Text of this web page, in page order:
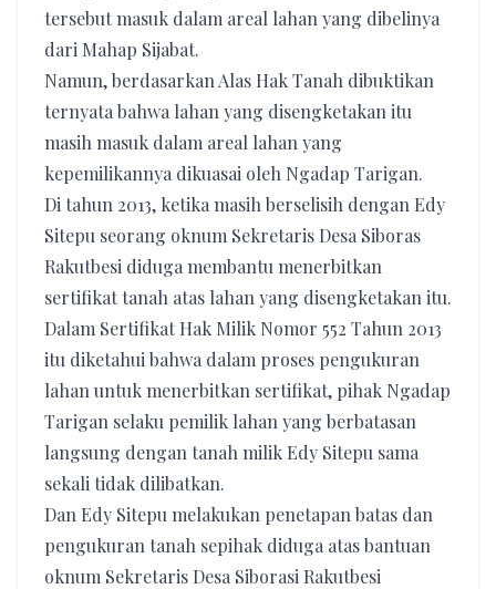
tersebut masuk dalam areal lahan yang dibelinya
dari Mahap Sijabat.
Namun, berdasarkan Alas Hak Tanah dibuktikan
ternyata bahwa lahan yang disengketakan itu
masih masuk dalam areal lahan yang
kepemilikannya dikuasai oleh Ngadap Tarigan.
Di tahun 2013, ketika masih berselisih dengan Edy
Sitepu seorang oknum Sekretaris Desa Siboras
Rakutbesi diduga membantu menerbitkan
sertifikat tanah atas lahan yang disengketakan itu.
Dalam Sertifikat Hak Milik Nomor 552 Tahun 2013
itu diketahui bahwa dalam proses pengukuran
lahan untuk menerbitkan sertifikat, pihak Ngadap
Tarigan selaku pemilik lahan yang berbatasan
langsung dengan tanah milik Edy Sitepu sama
sekali tidak dilibatkan.
Dan Edy Sitepu melakukan penetapan batas dan
pengukuran tanah sepihak diduga atas bantuan
oknum Sekretaris Desa Siborasi Rakutbesi